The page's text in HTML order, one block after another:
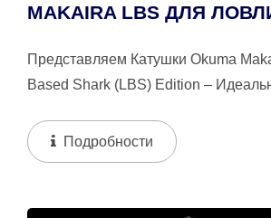
MAKAIRA LBS ДЛЯ
Представляем Катушки Okuma
Based Shark (LBS) Edition –
Подробности